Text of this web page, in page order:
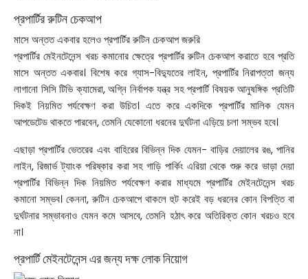
প্রপার্টির রুটিন চেকআপ
মাসে অন্তত একবার হলেও প্রপার্টির রুটিন চেকআপ জরুরি
প্রপার্টির মেইনটেনেন্স খরচ কমানোর ক্ষেত্রে প্রপার্টির রুটিন চেকআপ করাতে হবে প্রতি
মাসে অন্তত একবার। বিশেষ করে গ্যাস-বিদ্যুতের লাইন, প্রপার্টির নিরাপত্তা জন্য
লাগানো সিসি টিভি ক্যামেরা, অগ্নি নির্বাপক যন্ত্র সহ প্রপার্টি বিষয়ক আনুষঙ্গিক প্রতিটি
দিকই নিয়মিত পর্যবেক্ষণ করা উচিত। এতে করে একদিকে প্রপার্টির মালিক যেমন
আপডেটেড থাকতে পারবেন, তেমনি যেকোনো ধরনের দুর্ঘটনা এড়িয়ে চলা সম্ভব হবে।
এছাড়া প্রপার্টির ভেতরের এবং বাহিরের বিভিন্ন দিক যেমন- বাড়ির দেয়ালের রঙ, পানির
লাইন, রিজার্ভ ট্যাংক পরিষ্কার করা সহ গাড়ি পার্কিং এরিয়া থেকে শুরু করে ভাড়া দেয়া
প্রপার্টির বিভিন্ন দিক নিয়মিত পর্যবেক্ষণ করার মাধ্যমে প্রপার্টির মেইনটেনেন্স খরচ
কমানো সম্ভব। কেননা, রুটিন চেকআপে থাকলে হুট করেই বড় ধরনের কোন বিপত্তি বা
দুর্ঘটনার সম্ভাবনাও যেমন কমে আসবে, তেমনি হঠাৎ করে অতিরিক্ত কোন খরচও হবে
না।
প্রপার্টি মেইনটেনেন্স এর জন্য দক্ষ লোক নিয়োগ